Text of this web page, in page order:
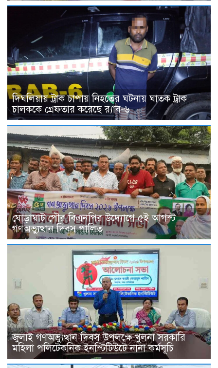
দিঘলিয়ায় ট্রাক চাপায় নিহতের ঘটনায় ঘাতক ট্রাক
চালককে গ্রেফতার করেছে র‍্যাব-৬
ঘোড়াঘাট পৌর বিএনপির উদ্যোগে ৫ই আগস্ট
গণঅভ্যুত্থান দিবস পালিত
জুলাই গণঅভ্যুত্থান দিবস উপলক্ষে খুলনা সরকারি
মহিলা পলিটেকনিক ইনস্টিটিউটে নানা কর্মসূচি